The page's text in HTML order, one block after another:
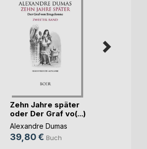
Zehn Jahre später
oder Der Graf vo(...)
Alexandre Dumas
39,80 € Buch